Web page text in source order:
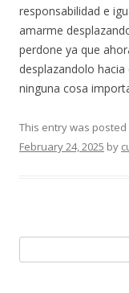
responsabilidad e
amarme
perdone ya que
desplazandolo
ninguna cosa
This entry was posted
February 24, 2025 by
for: